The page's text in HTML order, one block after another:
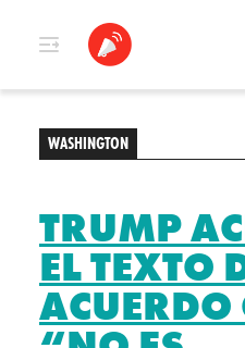
WASHINGTON
TRUMP
EL TEXTO